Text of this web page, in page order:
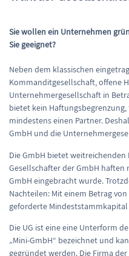
Sie wollen ein Unternehmen
Sie geeignet?
Neben dem klassischen
Kommanditgesellschaft, offene
Unternehmergesellschaft in
bietet kein Haftungsbegrenzung,
mindestens einen Partner.
GmbH und die
Die GmbH bietet
Gesellschafter der GmbH
GmbH eingebracht wurde.
Nachteilen: Mit einem Betrag
geforderte
Die UG ist eine eine Unterform
„Mini-GmbH“ bezeichnet und
gegründet werden. Die Firma